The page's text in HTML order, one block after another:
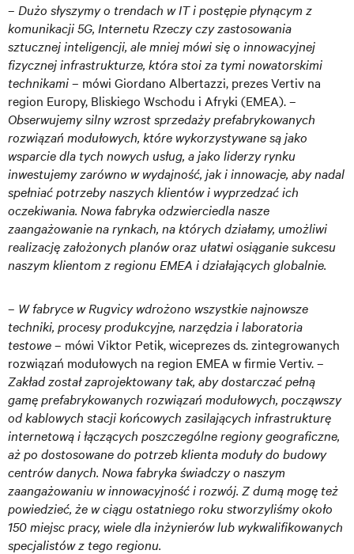
– Dużo słyszymy o trendach w IT i postępie płynącym z
komunikacji 5G, Internetu Rzeczy czy zastosowania
sztucznej inteligencji, ale mniej mówi się o innowacyjnej
fizycznej infrastrukturze, która stoi za tymi nowatorskimi
technikami– mówi Giordano Albertazzi, prezes Vertiv na
region Europy, Bliskiego Wschodu i Afryki (EMEA). –
Obserwujemy silny wzrost sprzedaży prefabrykowanych
rozwiązań modułowych, które wykorzystywane są jako
wsparcie dla tych nowych usług, a jako liderzy rynku
inwestujemy zarówno w wydajność, jak i innowacje, aby nadal
spełniać potrzeby naszych klientów i wyprzedzać ich
oczekiwania. Nowa fabryka odzwierciedla nasze
zaangażowanie na rynkach, na których działamy, umożliwi
realizację założonych planów oraz ułatwi osiąganie sukcesu
naszym klientom z regionu EMEA i działających globalnie.
– W fabryce w Rugvicy wdrożono wszystkie najnowsze
techniki, procesy produkcyjne, narzędzia i laboratoria
testowe– mówi Viktor Petik, wiceprezes ds. zintegrowanych
rozwiązań modułowych na region EMEA w firmie Vertiv. –
Zakład został zaprojektowany tak, aby dostarczać pełną
gamę prefabrykowanych rozwiązań modułowych, począwszy
od kablowych stacji końcowych zasilających infrastrukturę
internetową i łączących poszczególne regiony geograficzne,
aż po dostosowane do potrzeb klienta moduły do budowy
centrów danych. Nowa fabryka świadczy o naszym
zaangażowaniu w innowacyjność i rozwój. Z dumą mogę też
powiedzieć, że w ciągu ostatniego roku stworzyliśmy około
150 miejsc pracy, wiele dla inżynierów lub wykwalifikowanych
specjalistów z tego regionu.